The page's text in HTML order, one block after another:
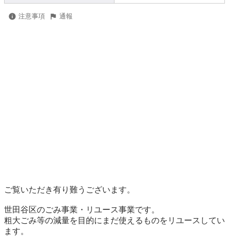
注意事項 通報
ご覧いただき有り難うございます。
世⽥⾕区のごみ事業・リユース事業です。
粗⼤ごみ等の減量を⽬的にまだ使えるものをリユースしてい
ます。